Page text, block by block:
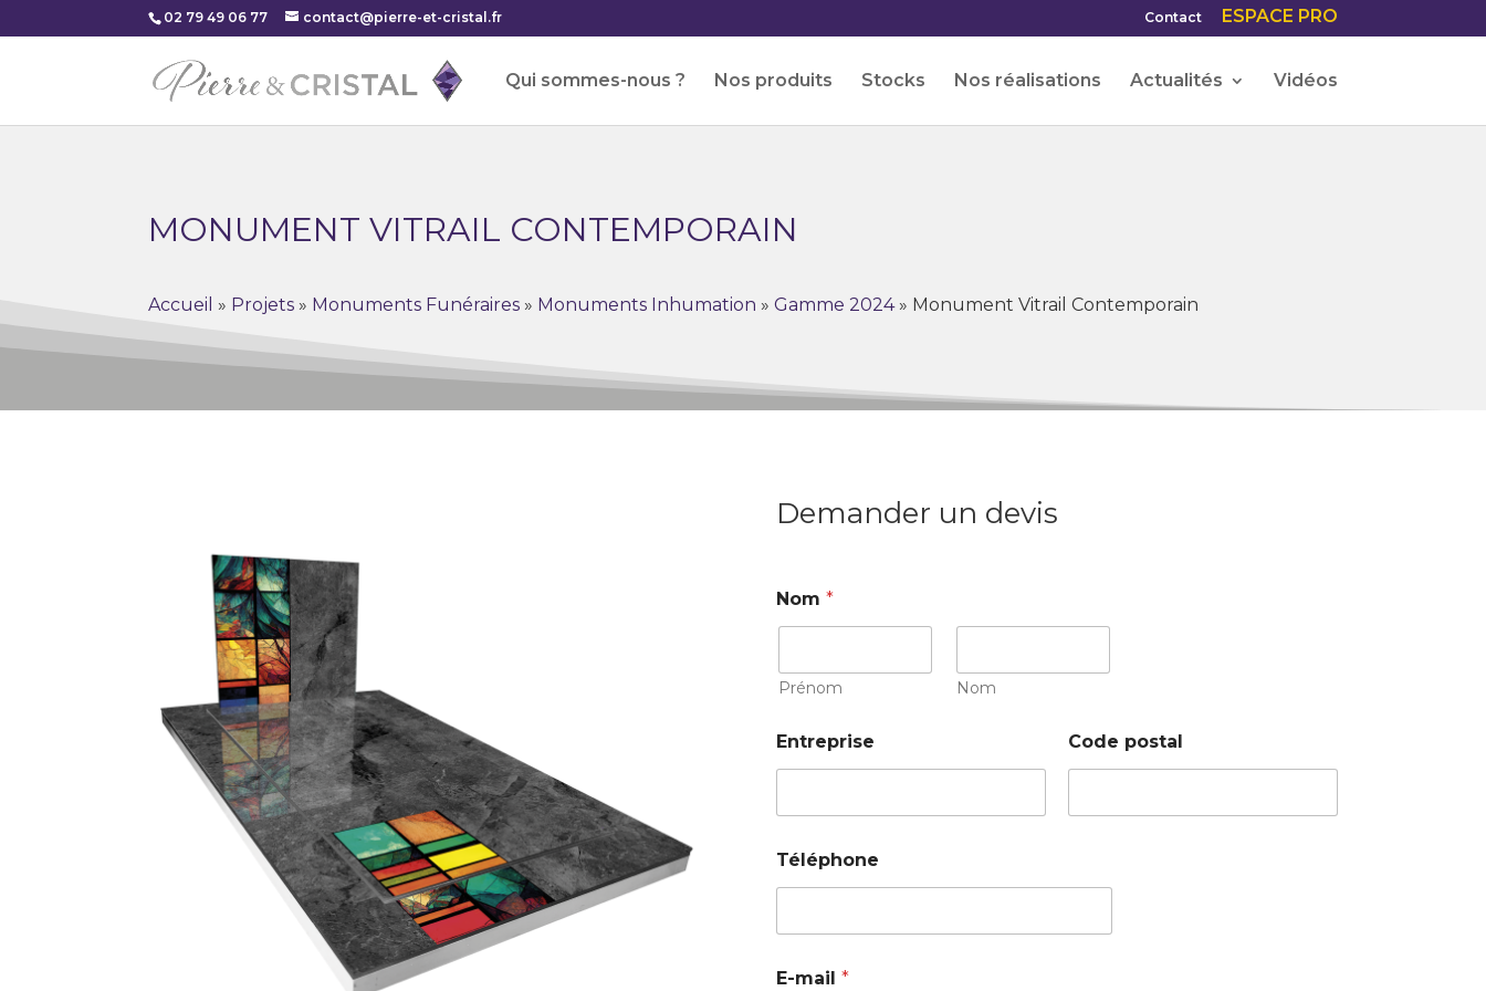
02 79 49 06 77 contact@pierre-et-cristal.fr Contact ESPACE PRO
Qui sommes-nous ? Nos produits Stocks Nos réalisations Actualités Vidéos
MONUMENT VITRAIL CONTEMPORAIN
Accueil » Projets » Monuments Funéraires » Monuments Inhumation »Gamme 2024» Monument Vitrail Contemporain
Demander un devis
Nom *
Prénom Nom
Entreprise Code postal
Téléphone
E-mail *